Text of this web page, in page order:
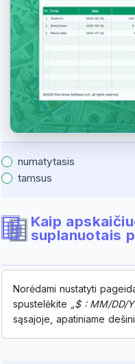
numatytasis
tamsus
Kaip
suplanuotais
Norėdami nustatyti
spustelėkite „$ : MM/DD/
sąsajoje, apatiniame